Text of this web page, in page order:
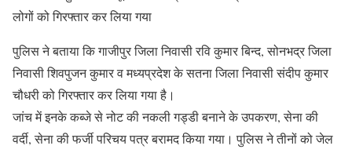
लोगों को गिरफ्तार कर लिया गया
पुलिस ने बताया कि गाजीपुर जिला निवासी रवि कुमार बिन्द, सोनभद्र जिला
निवासी शिवपुजन कुमार व मध्यप्रदेश के सतना जिला निवासी संदीप कुमार
चौधरी को गिरफ्तार कर लिया गया है।
जांच में इनके कब्जे से नोट की नकली गड्डी बनाने के उपकरण, सेना की
वर्दी, सेना की फर्जी परिचय पत्र बरामद किया गया। पुलिस ने तीनों को जेल